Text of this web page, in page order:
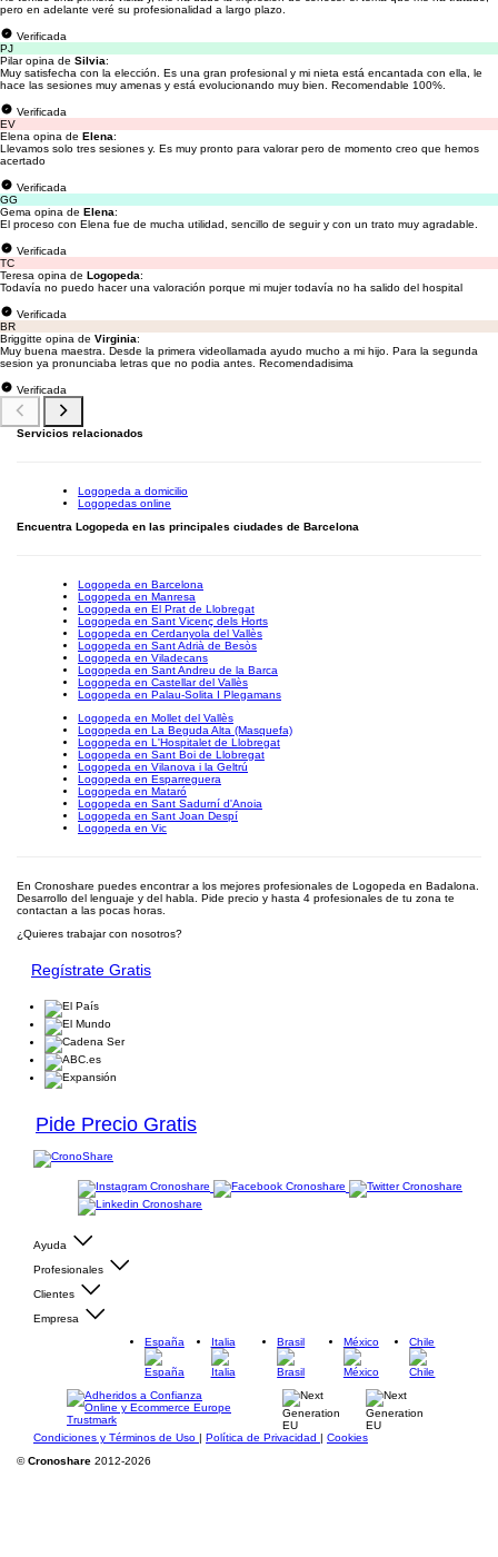
pero en adelante veré su profesionalidad a largo plazo.
Verificada
PJ
Pilar opina de Silvia:
Muy satisfecha con la elección. Es una gran profesional y mi nieta está encantada con ella, le
hace las sesiones muy amenas y está evolucionando muy bien. Recomendable 100%.
Verificada
EV
Elena opina de Elena:
Llevamos solo tres sesiones y. Es muy pronto para valorar pero de momento creo que hemos
acertado
Verificada
GG
Gema opina de Elena:
El proceso con Elena fue de mucha utilidad, sencillo de seguir y con un trato muy agradable.
Verificada
TC
Teresa opina de Logopeda:
Todavía no puedo hacer una valoración porque mi mujer todavía no ha salido del hospital
Verificada
BR
Briggitte opina de Virginia:
Muy buena maestra. Desde la primera videollamada ayudo mucho a mi hijo. Para la segunda
sesion ya pronunciaba letras que no podia antes. Recomendadisima
Verificada
Servicios relacionados
Logopeda a domicilio
Logopedas online
Encuentra Logopeda en las principales ciudades de Barcelona
Logopeda en Barcelona
Logopeda en Manresa
Logopeda en El Prat de Llobregat
Logopeda en Sant Vicenç dels Horts
Logopeda en Cerdanyola del Vallès
Logopeda en Sant Adrià de Besòs
Logopeda en Viladecans
Logopeda en Sant Andreu de la Barca
Logopeda en Castellar del Vallès
Logopeda en Palau-Solita I Plegamans
Logopeda en Mollet del Vallès
Logopeda en La Beguda Alta (Masquefa)
Logopeda en L'Hospitalet de Llobregat
Logopeda en Sant Boi de Llobregat
Logopeda en Vilanova i la Geltrú
Logopeda en Esparreguera
Logopeda en Mataró
Logopeda en Sant Sadurní d'Anoia
Logopeda en Sant Joan Despí
Logopeda en Vic
En Cronoshare puedes encontrar a los mejores profesionales de Logopeda en Badalona.
Desarrollo del lenguaje y del habla. Pide precio y hasta 4 profesionales de tu zona te
contactan a las pocas horas.
¿Quieres trabajar con nosotros?
Regístrate Gratis
Pide Precio Gratis
Ayuda
Profesionales
Clientes
Empresa
España
Italia Brasil México Chile
Condiciones y Términos de Uso | Política de Privacidad | Cookies
©Cronoshare 2012-2026